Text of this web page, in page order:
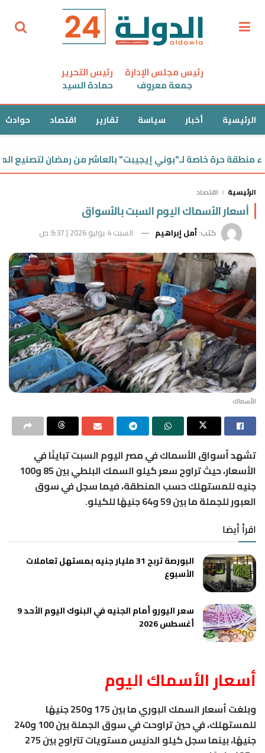
رئيس مجلس الإدارة
جمعة معروف
رئيس التحرير
حمادة السيد
الرئيسية أخبار سياسة تقارير اقتصاد حوادث
حرة خاصة لـ"بوني إيجيبت" بالعاشر من رمضان لتصنيع
الرئيسية اقتصاد
أسعار الأسماك اليوم السبت بالأسواق
كتب:أمل إبراهيم السبت 4 يوليو 2026 | 9:37 ص
الأسماك
تشهد أسواق الأسماك في مصر اليوم السبت تباينًا في
الأسعار، حيث تراوح سعر كيلو السمك البلطي بين 85 و100
جنيه للمستهلك حسب المنطقة، فيما سجل في سوق
العبور للجملة ما بين 59 و64 جنيهًا للكيلو.
اقرأ أيضا
البورصة تربح 31 مليار جنيه بمستهل تعاملات
الأسبوع
سعر اليورو أمام الجنيه في البنوك اليوم الأحد 9
أغسطس 2026
أسعار الأسماك اليوم
وبلغت أسعار السمك البوري ما بين 175 و250 جنيهًا
للمستهلك، في حين تراوحت في سوق الجملة بين 100 و240
جنيهًا، بينما سجل كيلو الدنيس مستويات تتراوح بين 275